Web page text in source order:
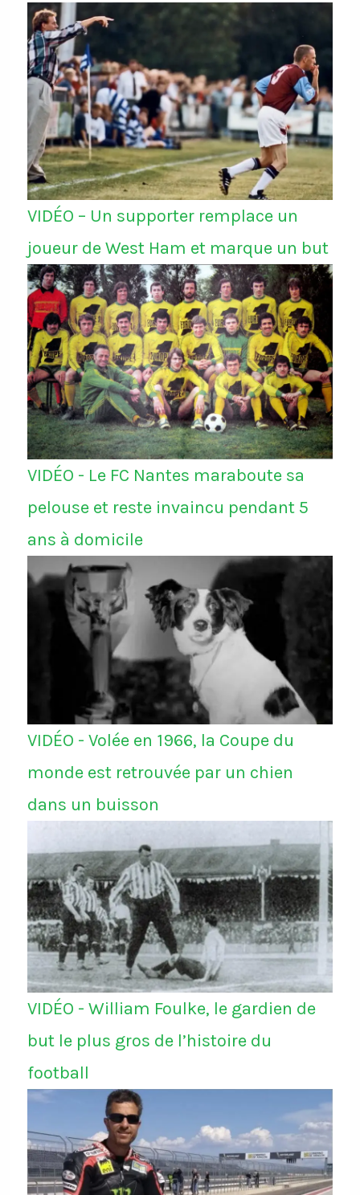
VIDÉO – Un supporter remplace un
joueur de West Ham et marque un but
VIDÉO - Le FC Nantes maraboute sa
pelouse et reste invaincu pendant 5
ans à domicile
VIDÉO - Volée en 1966, la Coupe du
monde est retrouvée par un chien
dans un buisson
VIDÉO - William Foulke, le gardien de
but le plus gros de l’histoire du
football